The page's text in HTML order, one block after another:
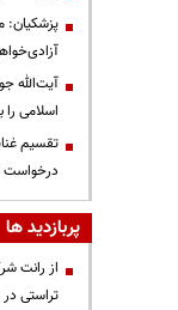
پزشکیان:
آیت‌الله
اسلامی را
تقسیم
درخواست
پربازدید ها
از رانت‌
تراستی در